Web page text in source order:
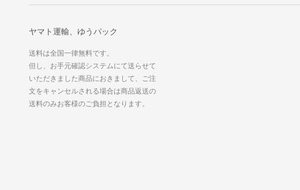
ヤマト運輸、ゆうパック
送料は全国一律無料です。
但し、お手元確認システムにて送らせて
いただきました商品におきまして、ご注
文をキャンセルされる場合は商品返送の
送料のみお客様のご負担となります。